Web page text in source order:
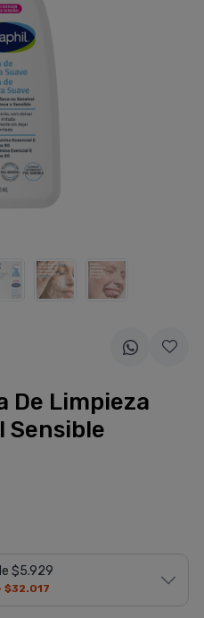
De Limpieza
Sensible
$5.929
$32.017